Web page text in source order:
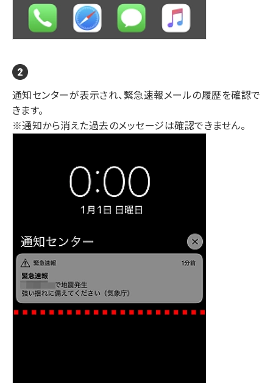
通知センターが表示され、緊急速報メールの履歴を確認で
きます。
※通知から消えた過去のメッセージは確認できません。